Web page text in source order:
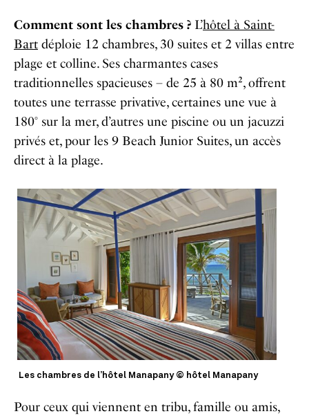
​Comment sont les chambres ? L’hôtel à Saint-
Bart déploie 12 chambres, 30 suites et 2 villas entre
plage et colline. Ses charmantes cases
traditionnelles spacieuses – de 25 à 80 m², offrent
toutes une terrasse privative, certaines une vue à
180° sur la mer, d’autres une piscine ou un jacuzzi
privés et, pour les 9 Beach Junior Suites, un accès
direct à la plage.
Les chambres de l’hôtel Manapany © hôtel Manapany
Pour ceux qui viennent en tribu, famille ou amis,